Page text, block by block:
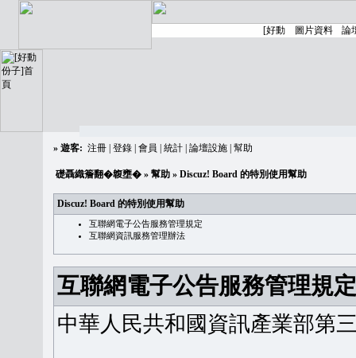
» 遊客: 注冊 登錄 會員 統計 論壇設施 幫助
礎聶織簷翻�䪖壅� » 幫助 » Discuz! Board 的特別使用幫助
Discuz! Board 的特別使用幫助
互聯網電子公告服務管理規定
互聯網資訊服務管理辦法
互聯網電子公告服務管理規定
中華人民共和國資訊產業部第